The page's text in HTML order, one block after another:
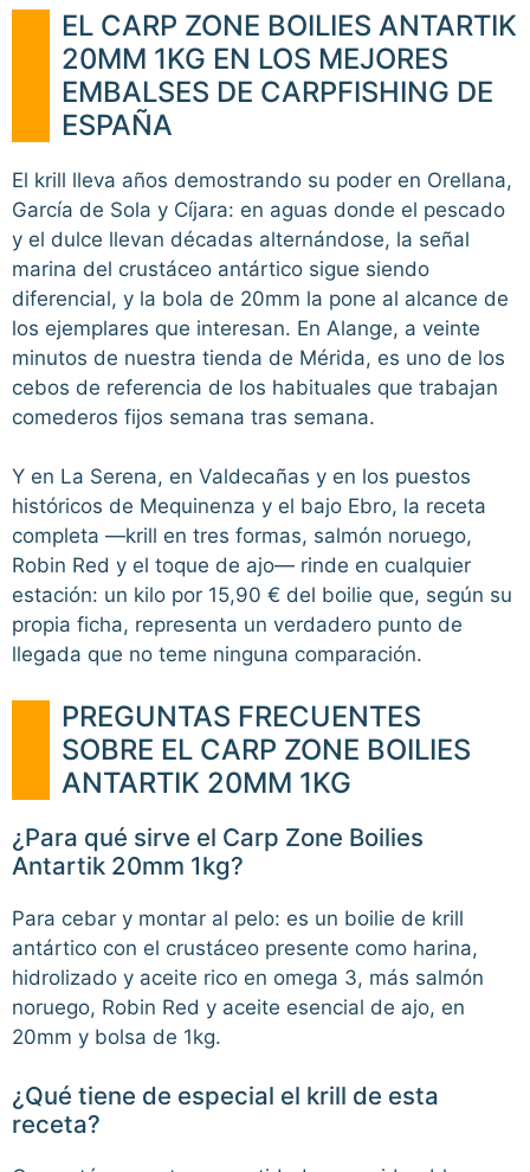
EL CARP ZONE BOILIES ANTARTIK
20MM 1KG EN LOS MEJORES
EMBALSES DE CARPFISHING DE
ESPAÑA
El krill lleva años demostrando su poder en Orellana,
García de Sola y Cíjara: en aguas donde el pescado
y el dulce llevan décadas alternándose, la señal
marina del crustáceo antártico sigue siendo
diferencial, y la bola de 20mm la pone al alcance de
los ejemplares que interesan. En Alange, a veinte
minutos de nuestra tienda de Mérida, es uno de los
cebos de referencia de los habituales que trabajan
comederos fijos semana tras semana.
Y en La Serena, en Valdecañas y en los puestos
históricos de Mequinenza y el bajo Ebro, la receta
completa —krill en tres formas, salmón noruego,
Robin Red y el toque de ajo— rinde en cualquier
estación: un kilo por 15,90 € del boilie que, según su
propia ficha, representa un verdadero punto de
llegada que no teme ninguna comparación.
PREGUNTAS FRECUENTES
SOBRE EL CARP ZONE BOILIES
ANTARTIK 20MM 1KG
¿Para qué sirve el Carp Zone Boilies
Antartik 20mm 1kg?
Para cebar y montar al pelo: es un boilie de krill
antártico con el crustáceo presente como harina,
hidrolizado y aceite rico en omega 3, más salmón
noruego, Robin Red y aceite esencial de ajo, en
20mm y bolsa de 1kg.
¿Qué tiene de especial el krill de esta
receta?